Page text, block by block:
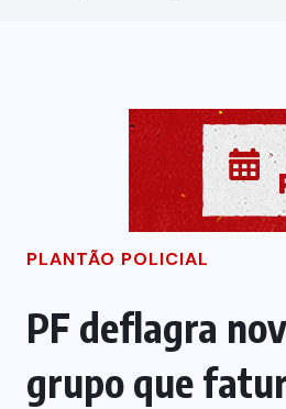
PLANTÃO POLICIAL
PF deflagra
grupo que